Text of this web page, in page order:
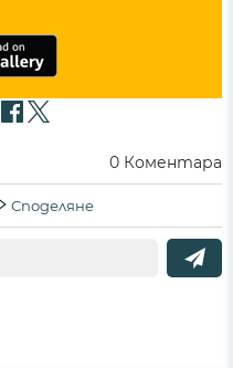
0 Коментара
Споделяне